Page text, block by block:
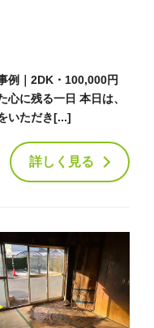
例｜2DK・100,000円
心に残る一日 本日は、
いただき[...]
詳しく見る